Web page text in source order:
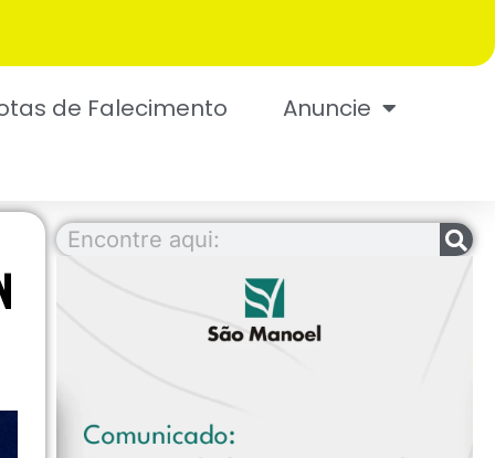
de Falecimento Anuncie